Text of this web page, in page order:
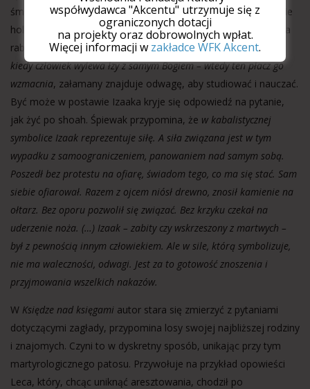
śmierć w czasie pogromu. Tora była również ucieczką w czasie
holocaustu – jej studiowanie zalecał cytowany przez Śpiewaka
rabin Klonimus Kelmis Szapira z warszawskiego getta, gdyż
kiedy człowiek wylewa łzy z samym Bogiem – wtedy ten płacz go
wzmacnia, załamany znajduje odwagę, aby studiować i nauczać.
Być może w postawie Izaaka kryje się odpowiedź na pytanie,
jak żyć po shoah. Śpiewak przypomina, że w kabalistycznej
symbolice Izaak reprezentuje siłę. A siła związana jest w tym
wypadku z samoograniczeniem, panowaniem nad samym sobą.
Poszedł bez protestu na ofiarę, świadom tego, co ma się stać. Sam
siebie ofiarował. Razem z ojcem niósł drewno, znosił kamienie na
ołtarz. Bez oporu pozwolił się związać. Bez krzyku czekał na
uderzenie noża. (…) Izaak – zabity czy wskrzeszony z martwych –
był z pewnością innym człowiekiem. Ale w sile, którą symbolizuje,
nie ma waleczności, odwagi. Jest za to gotowość znoszenia i
przyjmowania wszelkich nakazów.
W Księdze nad księgami autor stara się zmierzyć z pytaniami
dotyczącymi zagłady, przypomina losy swojej najbliższej rodziny
i znajomych. Czyni to w dyskretny sposób, unikając przy tym
martyrologicznego patosu. Przywołuje na przykład opowieści
Leca, który, chcąc uniknąć aresztowania, chodził po
współwydawca "Akcentu" utrzymuje się z
ograniczonych dotacji
na projekty oraz dobrowolnych wpłat.
Więcej informacji w zakładce WFK Akcent.